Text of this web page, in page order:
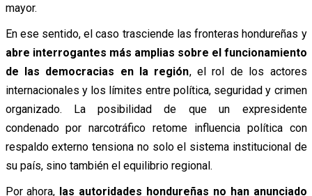
mayor.
En ese sentido, el caso trasciende las fronteras hondureñas y
abre interrogantes más amplias sobre el funcionamiento
de las democracias en la región, el rol de los actores
internacionales y los límites entre política, seguridad y crimen
organizado. La posibilidad de que un expresidente
condenado por narcotráfico retome influencia política con
respaldo externo tensiona no solo el sistema institucional de
su país, sino también el equilibrio regional.
Por ahora, las autoridades hondureñas no han anunciado